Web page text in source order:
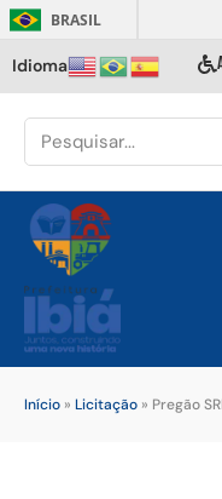
BRASIL
Idioma
Início » Licitação » Pregão